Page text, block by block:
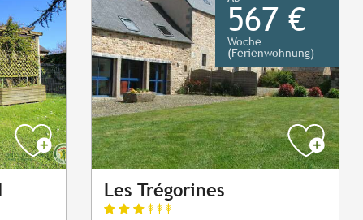
567 €
Woche
(Ferienwohnung)
Les Trégorines